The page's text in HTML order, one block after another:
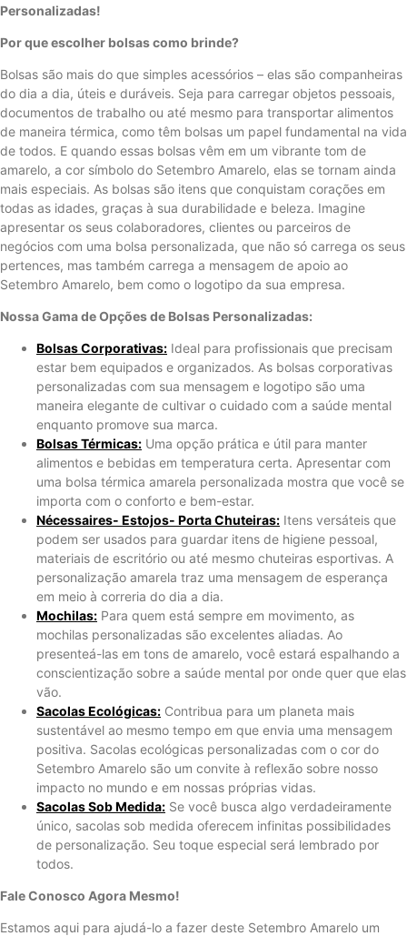
Personalizadas!
Por que escolher bolsas como brinde?
Bolsas são mais do que simples acessórios – elas são companheiras
do dia a dia, úteis e duráveis. Seja para carregar objetos pessoais,
documentos de trabalho ou até mesmo para transportar alimentos
de maneira térmica, como têm bolsas um papel fundamental na vida
de todos. E quando essas bolsas vêm em um vibrante tom de
amarelo, a cor símbolo do Setembro Amarelo, elas se tornam ainda
mais especiais. As bolsas são itens que conquistam corações em
todas as idades, graças à sua durabilidade e beleza. Imagine
apresentar os seus colaboradores, clientes ou parceiros de
negócios com uma bolsa personalizada, que não só carrega os seus
pertences, mas também carrega a mensagem de apoio ao
Setembro Amarelo, bem como o logotipo da sua empresa.
Nossa Gama de Opções de Bolsas Personalizadas:
Bolsas Corporativas: Ideal para profissionais que precisam
estar bem equipados e organizados. As bolsas corporativas
personalizadas com sua mensagem e logotipo são uma
maneira elegante de cultivar o cuidado com a saúde mental
enquanto promove sua marca.
Bolsas Térmicas: Uma opção prática e útil para manter
alimentos e bebidas em temperatura certa. Apresentar com
uma bolsa térmica amarela personalizada mostra que você se
importa com o conforto e bem-estar.
Nécessaires- Estojos- Porta Chuteiras: Itens versáteis que
podem ser usados ​​para guardar itens de higiene pessoal,
materiais de escritório ou até mesmo chuteiras esportivas. A
personalização amarela traz uma mensagem de esperança
em meio à correria do dia a dia.
Mochilas: Para quem está sempre em movimento, as
mochilas personalizadas são excelentes aliadas. Ao
presenteá-las em tons de amarelo, você estará espalhando a
conscientização sobre a saúde mental por onde quer que elas
vão.
Sacolas Ecológicas: Contribua para um planeta mais
sustentável ao mesmo tempo em que envia uma mensagem
positiva. Sacolas ecológicas personalizadas com o cor do
Setembro Amarelo são um convite à reflexão sobre nosso
impacto no mundo e em nossas próprias vidas.
Sacolas Sob Medida: Se você busca algo verdadeiramente
único, sacolas sob medida oferecem infinitas possibilidades
de personalização. Seu toque especial será lembrado por
todos.
Fale Conosco Agora Mesmo!
Estamos aqui para ajudá-lo a fazer deste Setembro Amarelo um